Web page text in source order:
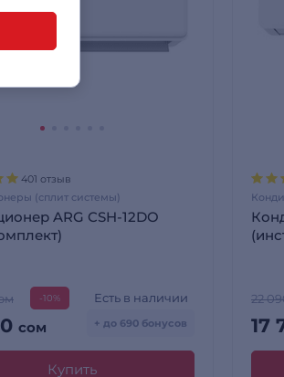
401 отзыв
(сплит системы)
ARG CSH-12DO
-10%
сом
Есть в наличии
+ до 690 бонусов
Купить
22
17